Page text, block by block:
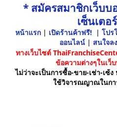
* สมัครสมาชิกเว็บบ
เซ็นเตอร์
หน้าแรก | เปิดร้านค้าฟรี! | โปร
ออนไลน์ | สนใจล
ทางเว็บไซต์
ข้อความต่างๆในเว็
ไม่ว่าจะเป็นการซื้อ-ขาย-เช่า-เซ้
ใช้วิจารณญาณในกา